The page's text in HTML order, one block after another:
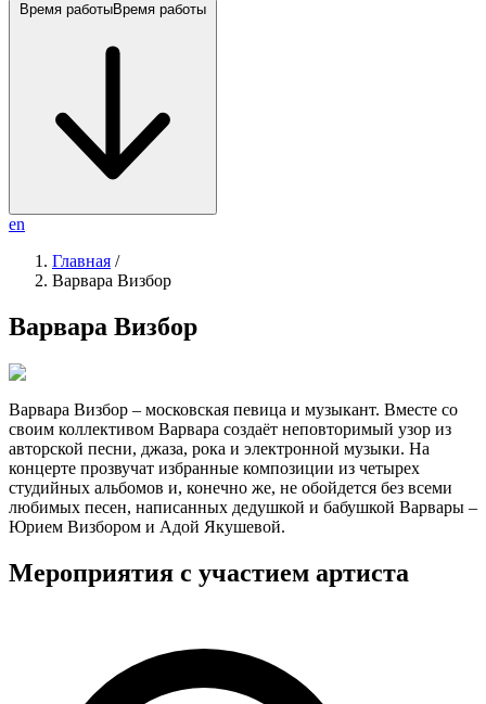
Время работыВремя работы
en
Главная /
Варвара Визбор
Варвара Визбор
Варвара Визбор – московская певица и музыкант. Вместе со
своим коллективом Варвара создаёт неповторимый узор из
авторской песни, джаза, рока и электронной музыки. На
концерте прозвучат избранные композиции из четырех
студийных альбомов и, конечно же, не обойдется без всеми
любимых песен, написанных дедушкой и бабушкой Варвары –
Юрием Визбором и Адой Якушевой.
Мероприятия с участием артиста